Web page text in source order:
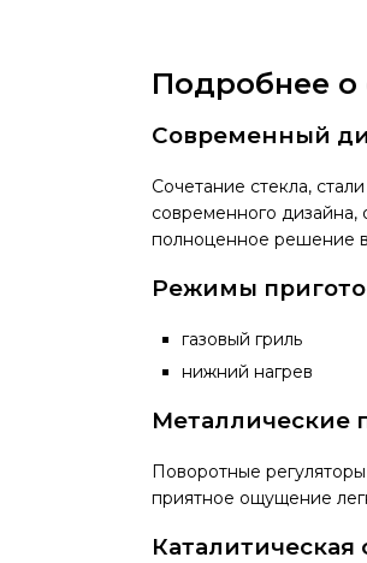
Подробнее о
Современный
Сочетание стекла,
современного
полноценное решение в
Режимы
газовый гриль
нижний нагрев
Металлические
Поворотные
приятное ощущение
Каталитическая